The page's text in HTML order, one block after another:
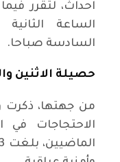
احداث، لتقرر
الساعة
السادسة صباحا.
حصيلة الاثنين
من جهتها، ذكرت
الاحتجاجات في